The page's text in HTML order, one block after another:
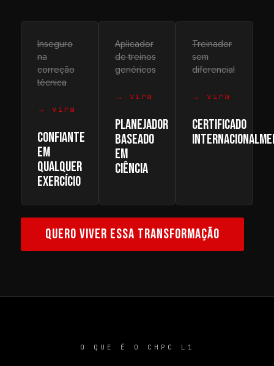
Inseguro
na
correção
técnica
→ vira
CONFIANTE
EM
QUALQUER
EXERCÍCIO
Aplicador
de treinos
genéricos
→ vira
PLANEJADOR
BASEADO
EM
CIÊNCIA
Treinador
sem
diferencial
→ vira
CERTIFICADO
QUERO VIVER ESSA TRANSFORMAÇÃO
O QUE É O CHPC L1